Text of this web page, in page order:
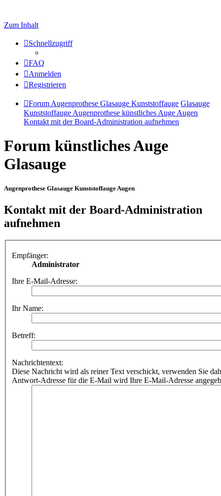
Zum Inhalt
Schnellzugriff
FAQ
Anmelden
Registrieren
Forum Augenprothese Glasauge Kunststoffauge Glasauge
Kunststoffauge Augenprothese künstliches Auge Augen
Kontakt mit der Board-Administration aufnehmen
Forum künstliches Auge
Glasauge
Augenprothese Glasauge Kunststoffauge Augen
Kontakt mit der Board-Administration
aufnehmen
Empfänger:
Administrator
Ihre E-Mail-Adresse:
Ihr Name:
Betreff:
Nachrichtentext:
Diese Nachricht wird als reiner Text verschickt, verwenden Sie
Antwort-Adresse für die E-Mail wird Ihre E-Mail-Adresse